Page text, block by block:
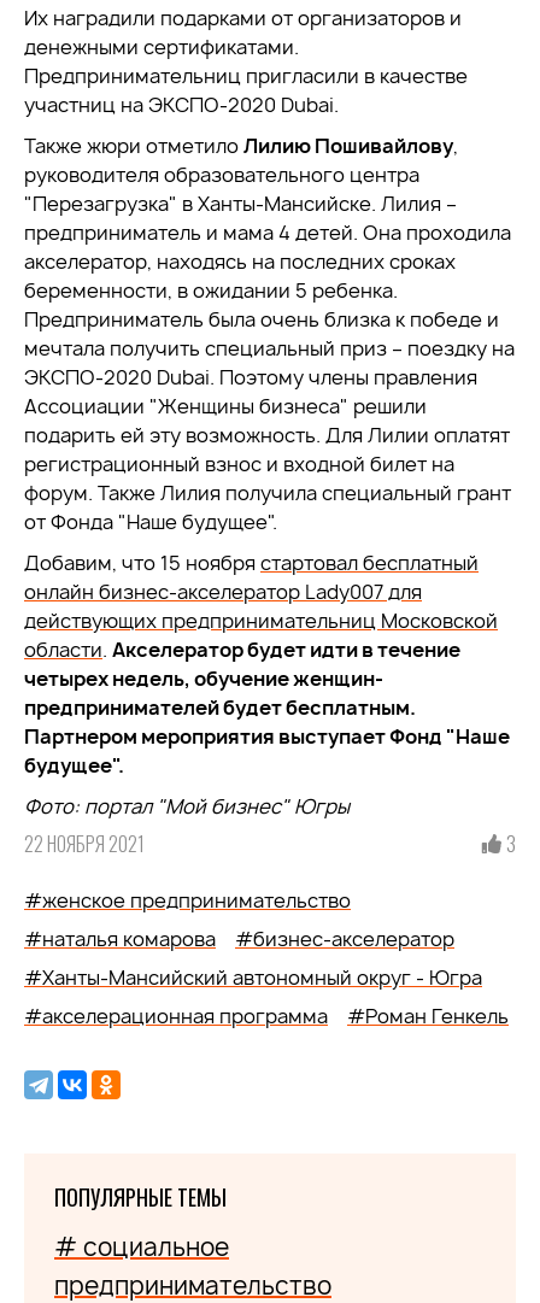
Их наградили подарками от организаторов и
денежными сертификатами.
Предпринимательниц пригласили в качестве
участниц на ЭКСПО-2020 Dubai.
Также жюри отметилоЛилию Пошивайлову,
руководителя образовательного центра
"Перезагрузка" в Ханты-Мансийске. Лилия –
предприниматель и мама 4 детей. Она проходила
акселератор, находясь на последних сроках
беременности, в ожидании 5 ребенка.
Предприниматель была очень близка к победе и
мечтала получить специальный приз – поездку на
ЭКСПО-2020 Dubai. Поэтому члены правления
Ассоциации "Женщины бизнеса" решили
подарить ей эту возможность. Для Лилии оплатят
регистрационный взнос и входной билет на
форум. Также Лилия получила специальный грант
от Фонда "Наше будущее".
Добавим, что 15 ноября стартовал бесплатный
онлайн бизнес-акселератор Lady007 для
действующих предпринимательниц Московской
области. Акселератор будет идти в течение
четырех недель, обучение женщин-
предпринимателей будет бесплатным.
Партнером мероприятия выступает Фонд "Наше
будущее".
Фото: портал "Мой бизнес" Югры
22 НОЯБРЯ 2021 3
#женское предпринимательство
#наталья комарова
#бизнес-акселератор
#Ханты-Мансийский автономный округ - Югра
#акселерационная программа
#Роман Генкель
ПОПУЛЯРНЫЕ ТЕМЫ
# социальное
предпринимательство